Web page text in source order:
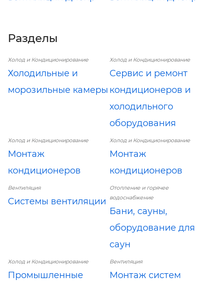
Разделы
Холод и Кондиционирование
Холодильные и
морозильные камеры
Холод и Кондиционирование
Сервис и ремонт
кондиционеров и
холодильного
оборудования
Холод и Кондиционирование
Монтаж
кондиционеров
Холод и Кондиционирование
Монтаж
кондиционеров
Вентиляция
Системы вентиляции
Отопление и горячее
водоснабжение
Бани, сауны,
оборудование для
саун
Холод и Кондиционирование
Промышленные
Вентиляция
Монтаж систем